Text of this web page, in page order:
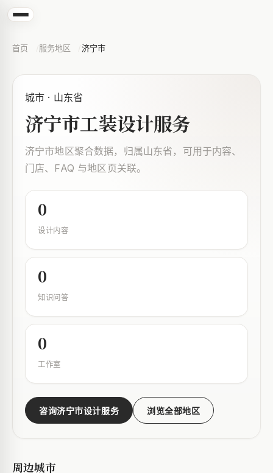
首页 服务地区 济宁市
城市 · 山东省
济宁市工装设计服务
济宁市地区聚合数据，归属山东省，可用于内容、
门店、FAQ 与地区页关联。
0
设计内容
0
知识问答
0
工作室
咨询济宁市设计服务 浏览全部地区
周边城市